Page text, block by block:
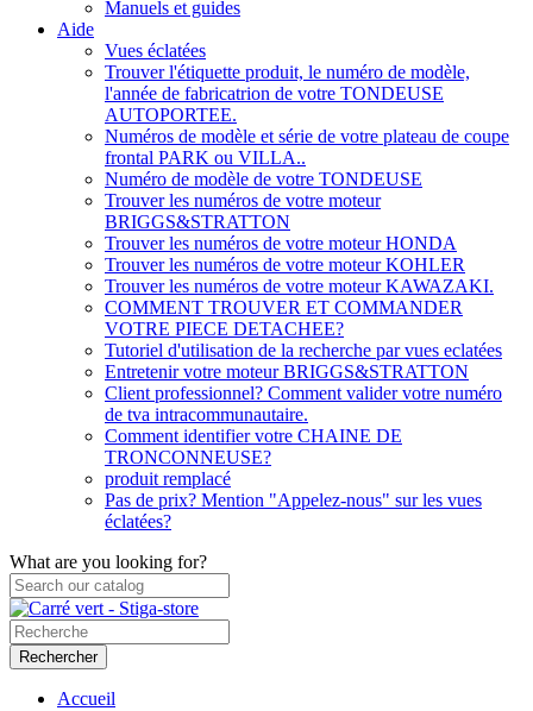
Manuels et guides
Aide
Vues éclatées
Trouver l'étiquette produit, le numéro de modèle,
l'année de fabricatrion de votre TONDEUSE
AUTOPORTEE.
Numéros de modèle et série de votre plateau de coupe
frontal PARK ou VILLA..
Numéro de modèle de votre TONDEUSE
Trouver les numéros de votre moteur
BRIGGS&STRATTON
Trouver les numéros de votre moteur HONDA
Trouver les numéros de votre moteur KOHLER
Trouver les numéros de votre moteur KAWAZAKI.
COMMENT TROUVER ET COMMANDER
VOTRE PIECE DETACHEE?
Tutoriel d'utilisation de la recherche par vues eclatées
Entretenir votre moteur BRIGGS&STRATTON
Client professionnel? Comment valider votre numéro
de tva intracommunautaire.
Comment identifier votre CHAINE DE
TRONCONNEUSE?
produit remplacé
Pas de prix? Mention "Appelez-nous" sur les vues
éclatées?
What are you looking for?
Rechercher
Accueil